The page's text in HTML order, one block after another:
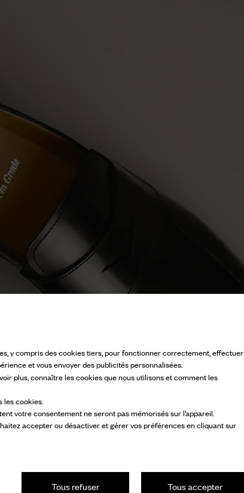
y compris des cookies tiers, pour fonctionner correctement, effectuer
et vous envoyer des publicités personnalisées.
plus, connaître les cookies que nous utilisons et comment les
les cookies.
votre consentement ne seront pas mémorisés sur l’appareil.
accepter ou désactiver et gérer vos préférences en cliquant sur
Tous accepter
Tous refuser